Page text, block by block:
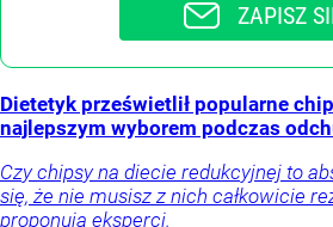
ZAPISZ
Dietetyk prześwietlił popularne
najlepszym wyborem podczas
Czy chipsy na diecie redukcyjnej to
się, że nie musisz z nich całkowicie
proponują eksperci.